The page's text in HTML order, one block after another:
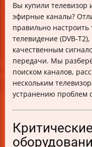
Шаги
марках
Что делать, если
нужных каналов
Как проверить,
найти на пульте
Советы по
разветвителя или
Региональные
Philips
Как правильно
почему это важно
Вы купили телевизор
эфирные каналы?
правильно
телевидение (DVB-
качественным
передачи. Мы
поиском каналов,
нескольким
устранению проблем